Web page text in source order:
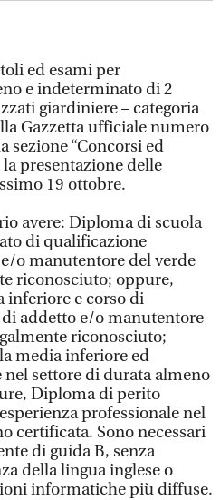
ed esami per
e indeterminato di 2
giardiniere – categoria
Gazzetta ufficiale numero
sezione “Concorsi ed
la presentazione delle
19 ottobre.
avere: Diploma di scuola
di qualificazione
o manutentore del verde
riconosciuto; oppure,
inferiore e corso di
addetto e/o manutentore
riconosciuto;
media inferiore ed
nel settore di durata almeno
Diploma di perito
professionale nel
certificata. Sono necessari
di guida B, senza
della lingua inglese o
informatiche più diffuse.